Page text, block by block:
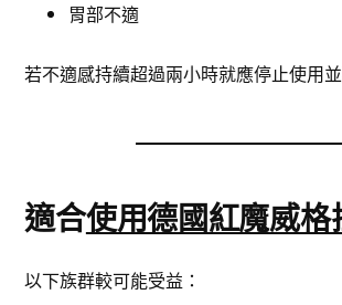
胃部不適
若不適感持續超過兩小時就應停止使用
適合使用德國紅魔威格
以下族群較可能受益：